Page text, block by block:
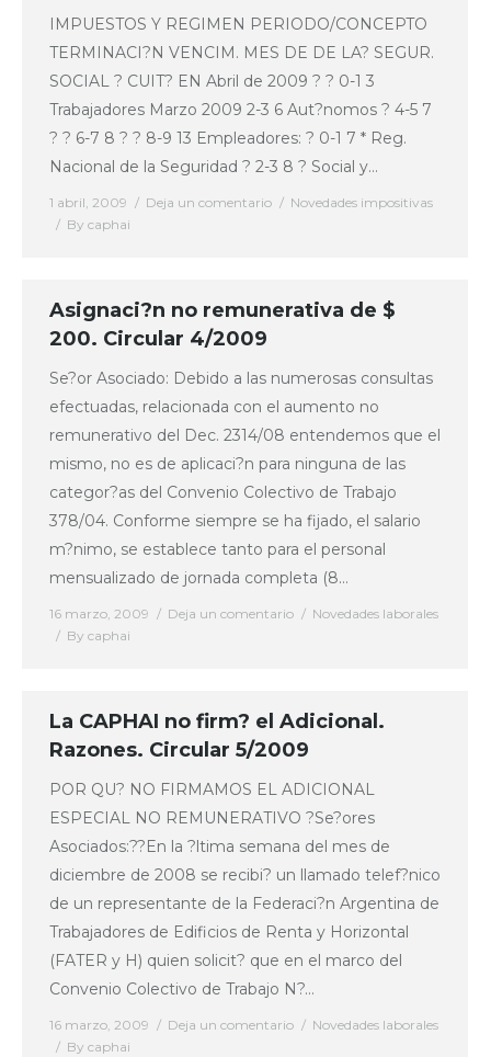
IMPUESTOS Y REGIMEN PERIODO/CONCEPTO
TERMINACI?N VENCIM. MES DE DE LA? SEGUR.
SOCIAL ? CUIT? EN Abril de 2009 ? ? 0-1 3
Trabajadores Marzo 2009 2-3 6 Aut?nomos ? 4-5 7
? ? 6-7 8 ? ? 8-9 13 Empleadores: ? 0-1 7 * Reg.
Nacional de la Seguridad ? 2-3 8 ? Social y…
1 abril, 2009 Deja un comentario
Novedades impositivas
By caphai
Asignaci?n no remunerativa de $
200. Circular 4/2009
Se?or Asociado: Debido a las numerosas consultas
efectuadas, relacionada con el aumento no
remunerativo del Dec. 2314/08 entendemos que el
mismo, no es de aplicaci?n para ninguna de las
categor?as del Convenio Colectivo de Trabajo
378/04. Conforme siempre se ha fijado, el salario
m?nimo, se establece tanto para el personal
mensualizado de jornada completa (8…
16 marzo, 2009 Deja un comentario
Novedades laborales
By caphai
La CAPHAI no firm? el Adicional.
Razones. Circular 5/2009
POR QU? NO FIRMAMOS EL ADICIONAL
ESPECIAL NO REMUNERATIVO ?Se?ores
Asociados:??En la ?ltima semana del mes de
diciembre de 2008 se recibi? un llamado telef?nico
de un representante de la Federaci?n Argentina de
Trabajadores de Edificios de Renta y Horizontal
(FATER y H) quien solicit? que en el marco del
Convenio Colectivo de Trabajo N?…
16 marzo, 2009 Deja un comentario
Novedades laborales
By caphai